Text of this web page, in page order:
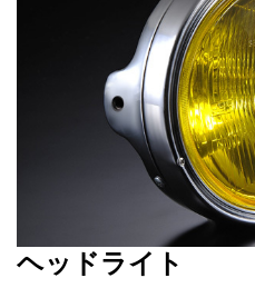
ヘッドライト